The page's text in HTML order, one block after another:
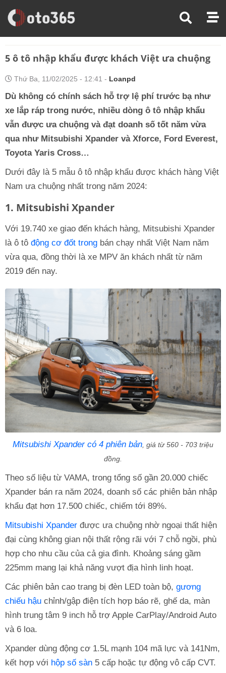
Trang Chủ
Thị Trường Xe
5 ô tô nhập khẩu được khách Việt ưa chuộng
Thứ Ba, 11/02/2025 - 12:41 - Loanpd
Dù không có chính sách hỗ trợ lệ phí trước bạ như
xe lắp ráp trong nước, nhiều dòng ô tô nhập khẩu
vẫn được ưa chuộng và đạt doanh số tốt năm vừa
qua như Mitsubishi Xpander và Xforce, Ford Everest,
Toyota Yaris Cross…
Dưới đây là 5 mẫu ô tô nhập khẩu được khách hàng Việt
Nam ưa chuộng nhất trong năm 2024:
1. Mitsubishi Xpander
Với 19.740 xe giao đến khách hàng, Mitsubishi Xpander
là ô tô động cơ đốt trong bán chạy nhất Việt Nam năm
vừa qua, đồng thời là xe MPV ăn khách nhất từ năm
2019 đến nay.
Mitsubishi Xpander có 4 phiên bản, giá từ 560 - 703 triệu
đồng.
Theo số liệu từ VAMA, trong tổng số gần 20.000 chiếc
Xpander bán ra năm 2024, doanh số các phiên bản nhập
khẩu đạt hơn 17.500 chiếc, chiếm tới 89%.
Mitsubishi Xpander được ưa chuộng nhờ ngoại thất hiện
đại cùng không gian nội thất rộng rãi với 7 chỗ ngồi, phù
hợp cho nhu cầu của cả gia đình. Khoảng sáng gầm
225mm mang lại khả năng vượt địa hình linh hoạt.
Các phiên bản cao trang bị đèn LED toàn bộ, gương
chiếu hậu chỉnh/gập điện tích hợp báo rẽ, ghế da, màn
hình trung tâm 9 inch hỗ trợ Apple CarPlay/Android Auto
và 6 loa.
Xpander dùng động cơ 1.5L mạnh 104 mã lực và 141Nm,
kết hợp với hộp số sàn 5 cấp hoặc tự động vô cấp CVT.